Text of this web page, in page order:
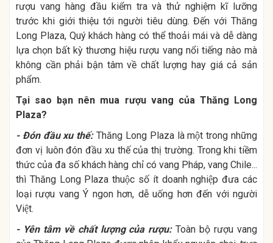
rượu vang hàng đầu kiểm tra và thử nghiệm kĩ lưỡng
trước khi giới thiệu tới người tiêu dùng. Đến với Thăng
Long Plaza, Quý khách hàng có thể thoải mái và dễ dàng
lựa chọn bất kỳ thương hiệu rượu vang nổi tiếng nào mà
không cần phải bận tâm về chất lượng hay giá cả sản
phẩm.
Tại sao bạn nên mua rượu vang của Thăng Long
Plaza?
- Đón đầu xu thế:Thăng Long Plaza là một trong những
đơn vị luôn đón đầu xu thế của thị trường. Trong khi tiềm
thức của đa số khách hàng chỉ có vang Pháp, vang Chile...
thì Thăng Long Plaza thuộc số ít doanh nghiệp đưa các
loại rượu vang Ý ngon hơn, dễ uống hơn đến với người
Việt.
- Yên tâm về chất lượng của rượu:Toàn bộ rượu vang